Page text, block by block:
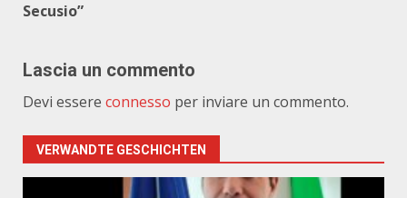
Secusio”
Lascia un commento
Devi essere connesso per inviare un commento.
VERWANDTE GESCHICHTEN